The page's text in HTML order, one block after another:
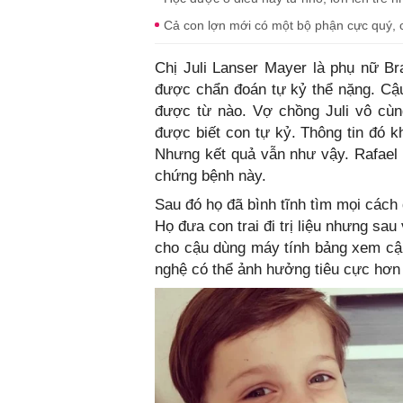
Cả con lợn mới có một bộ phận cực quý,
Chị Juli Lanser Mayer là phụ nữ
được chẩn đoán tự kỷ thể nặng.
được từ nào. Vợ chồng Juli vô
được biết con tự kỷ. Thông tin đó
Nhưng kết quả vẫn như vậy.
chứng bệnh này.
Sau đó họ đã bình tĩnh tìm mọi
Họ đưa con trai đi trị liệu nhưng
cho cậu dùng máy tính bảng xem
nghệ có thể ảnh hưởng tiêu cực